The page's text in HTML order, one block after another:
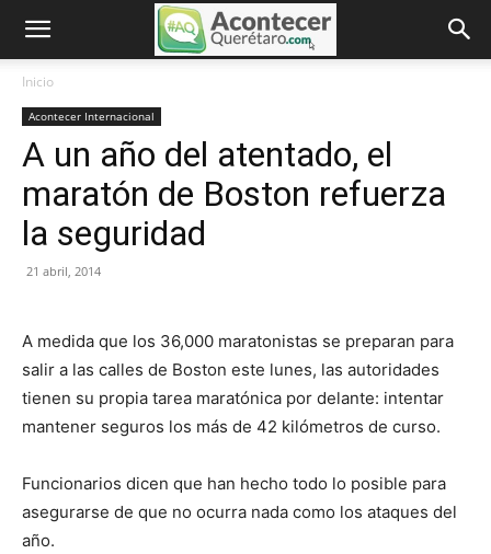
Inicio
Acontecer Internacional
A un año del atentado, el
maratón de Boston refuerza
la seguridad
21 abril, 2014
A medida que los 36,000 maratonistas se preparan para
salir a las calles de Boston este lunes, las autoridades
tienen su propia tarea maratónica por delante: intentar
mantener seguros los más de 42 kilómetros de curso.
Funcionarios dicen que han hecho todo lo posible para
asegurarse de que no ocurra nada como los ataques del
año.